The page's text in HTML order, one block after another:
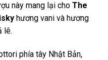
này mang lại cho The
hương vani và hương
lê.
phía tây Nhật Bản,